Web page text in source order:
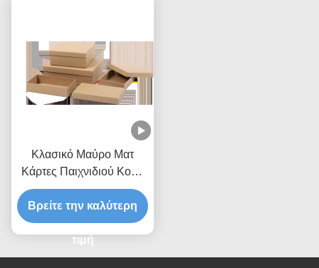
Κλασικό Μαύρο Ματ
Κάρτες Παιχνιδιού Κουτί
δώρο Προσαρμόσιμο
Ακανόνιστο Σχήμα Για
Αποθήκευση Και Δώρο
Βρείτε την καλύτερη
τιμή